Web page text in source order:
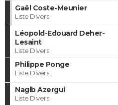
Gaël Coste-Meunier
Liste Divers
Léopold-Edouard Deher-
Lesaint
Liste Divers
Philippe Ponge
Liste Divers
Nagib Azergui
Liste Divers